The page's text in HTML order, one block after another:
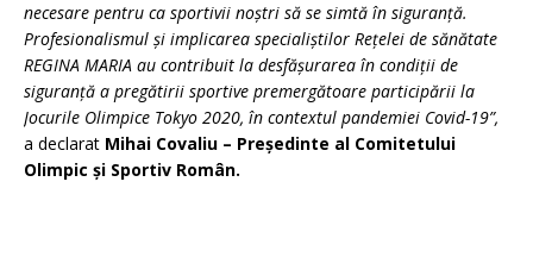
necesare pentru ca sportivii noștri să se simtă în siguranță.
Profesionalismul și implicarea specialiștilor Rețelei de sănătate
REGINA MARIA au contribuit la desfășurarea în condiții de
siguranță a pregătirii sportive premergătoare participării la
Jocurile Olimpice Tokyo 2020, în contextul pandemiei Covid-19”,
a declarat Mihai Covaliu – Președinte al Comitetului
Olimpic și Sportiv Român.